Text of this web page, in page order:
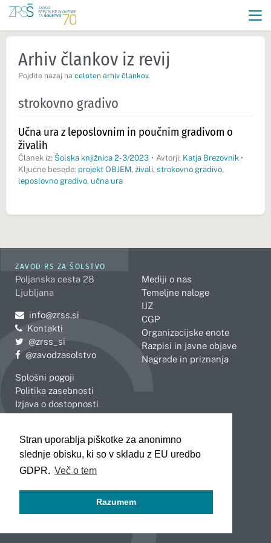
Stran uporablja piškotke za anonimno
slednje obisku, ki so v skladu z EU uredbo
GDPR. Več o tem
Razumem
Arhiv člankov iz revij
Pojdite nazaj na celoten arhiv člankov.
strokovno gradivo
Učna ura z leposlovnim in poučnim gradivom o
živalih
Članek iz: Šolska knjižnica 2-3/2023 • Avtorji: Katja Brezovnik •
Ključne besede: projekt OBJEM, živali, strokovno gradivo,
leposlovno gradivo, učna ura
ZAVOD RS ZA ŠOLSTVO
Poljanska cesta 28
Ljubljana
Pošljite e-mail na
info@zrss.si
Kontakti
Pojdite na Twitter:
@zrss_si
Pojdite na Facebook:
@zavodzasolstvo
Splošni pogoji
Politika zasebnosti
Izjava o dostopnosti
Mediji o nas
Temeljne naloge
IJZ
CGP
Organizacijske enote
Razpisi in javne objave
Nagrade in priznanja
Celje
Koper
Kranj
Novo mesto
Slovenj Gradec